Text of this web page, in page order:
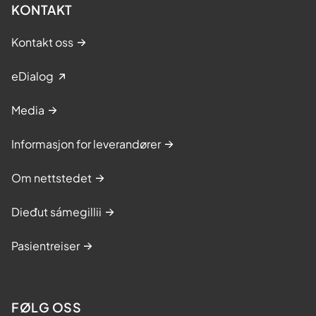
KONTAKT
Kontakt oss
eDialog
Media
Informasjon for leverandører
Om nettstedet
Dieđut sámegillii
Pasientreiser
FØLG OSS